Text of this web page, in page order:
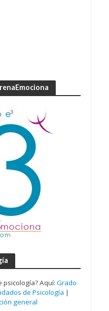
psicología? Aquí: Grado
de Psicología |
general